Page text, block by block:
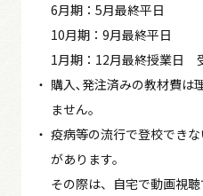
6月期：5月最終平日
10月期：9月最終平日
1月期：12月最終授業日
購入､発注済みの教材費は
ません。
疫病等の流行で登校でき
があります。
その際は、自宅で動画視